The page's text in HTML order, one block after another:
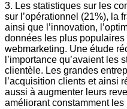
3. Les statistiques sur les
sur l’opérationnel (21%), la
ainsi que l’innovation,
données les plus
webmarketing. Une étude
l’importance qu’avaient les
clientèle. Les grandes
l’acquisition clients et ainsi
aussi à augmenter leurs
améliorant constamment les